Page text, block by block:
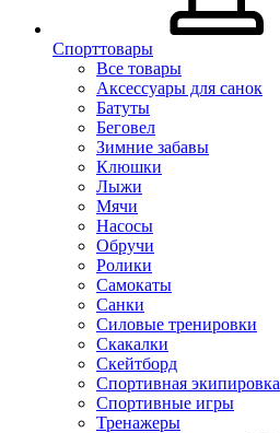
Спорттовары
Все товары
Аксессуары для санок
Батуты
Беговел
Зимние забавы
Клюшки
Лыжи
Мячи
Насосы
Обручи
Ролики
Самокаты
Санки
Силовые тренировки
Скакалки
Скейтборд
Спортивная экипировка
Спортивные игры
Тренажеры